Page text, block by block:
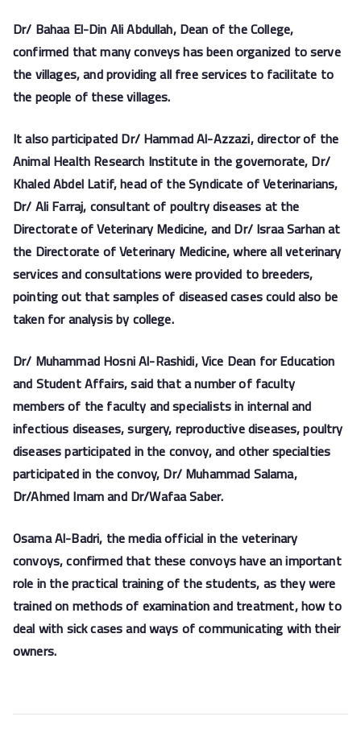
Dr/ Bahaa El-Din Ali Abdullah, Dean of the College,
confirmed that many conveys has been organized to serve
the villages, and providing all free services to facilitate to
the people of these villages.
It also participated Dr/ Hammad Al-Azzazi, director of the
Animal Health Research Institute in the governorate, Dr/
Khaled Abdel Latif, head of the Syndicate of Veterinarians,
Dr/ Ali Farraj, consultant of poultry diseases at the
Directorate of VeterinaryMedicine, and Dr/ Israa Sarhan at
the Directorate of Veterinary Medicine,where all veterinary
services and consultations were provided to breeders,
pointing out that samples of diseased cases could also be
taken for analysis by college.
Dr/ Muhammad Hosni Al-Rashidi, Vice Dean for Education
and Student Affairs, said thata number of faculty
members of the faculty and specialists in internal and
infectious diseases, surgery, reproductive diseases, poultry
diseases participated in the convoy, and other specialties
participated in the convoy, Dr/ Muhammad Salama,
Dr/Ahmed Imam and Dr/Wafaa Saber.
Osama Al-Badri, the media official in the veterinary
convoys, confirmed that these convoys have an important
role in the practical training of the students, as they were
trained on methods of examination and treatment, how to
deal with sick cases and ways of communicating with their
owners.